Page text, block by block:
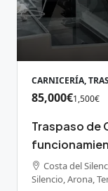
CARNICERÍA,
85,000€1,500€
Traspaso de
Costa del
Silencio, Arona,